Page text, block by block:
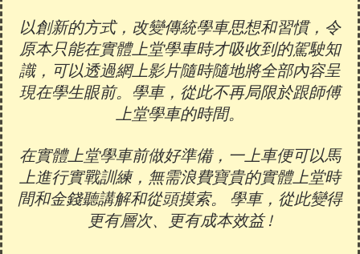
以創新的方式，改變傳統學車思想和習慣，令
原本只能在實體上堂學車時才吸收到的駕駛知
識，可以透過網上影片隨時隨地將全部內容呈
現在學生眼前。學車，從此不再局限於跟師傅
上堂學車的時間。
在實體上堂學車前做好準備，一上車便可以馬
上進行實戰訓練，無需浪費寶貴的實體上堂時
間和金錢聽講解和從頭摸索。 學車，從此變得
更有層次、更有成本效益 !